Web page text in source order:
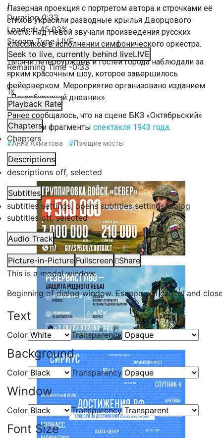
/
Duration0:33
Loaded:45.03%
Stream TypeLIVE
Seek to live, currently behind liveLIVE
Remaining Time-0:33
1x
Playback Rate
Chapters
Chapters
Descriptions
descriptions off, selected
Subtitles
subtitles settings, opens subtitles settings dialog
subtitles off, selected
Audio Track
Picture-in-Picture Fullscreen
Share
This is a modal window.
Beginning of dialog window. Escape will cancel and
Text
Color Transparency
Background
Color Transparency
Window
Color Transparency
Font Size
Лазерная проекция с портретом автора и строчками её
стихов украсили разводные крылья Дворцового
моста. Над Невой звучали произведения русских
классиков в исполнении симфонического оркестра.
Тысячи петербуржцев и гостей города наблюдали за
ярким красочным шоу, которое завершилось
фейерверком. Мероприятие организовано изданием
«Петербургский дневник».
Ранее сообщалось, что на сцене БКЗ «Октябрьский»
исполнили фрагменты спектакля 1943 года.
#Анна Ахматова #Поющие мосты